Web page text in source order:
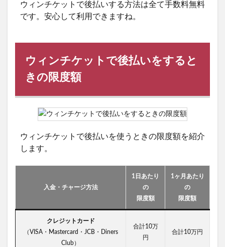
ウィンチケットで後払いする方法は全て手数料無料
です。安心して利用できますね。
ウィンチケットで後払いをすると
きの限度額
ウィンチケットで後払いを使うときの限度額を紹介
します。
入金・チャージ方法
1日あたり
の
限度額
1ヶ月あたり
の
限度額
クレジットカード
（VISA・Mastercard・JCB・Diners
Club）
合計10万
円
合計10万円